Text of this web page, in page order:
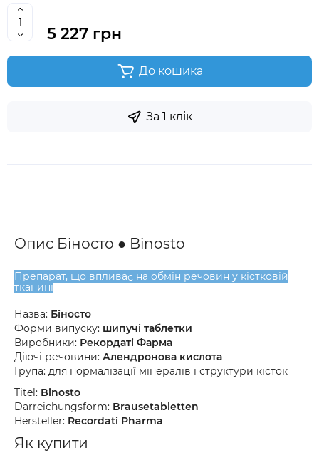
5 227 грн
До кошика
За 1 клік
Опис Біносто ● Binosto
Препарат, що впливає на обмін речовин у кістковій
тканині
Назва: Біносто
Форми випуску: шипучі таблетки
Виробники: Рекордаті Фарма
Діючі речовини: Алендронова кислота
Група: для нормалізації мінералів і структури кісток
Titel: Binosto
Darreichungsform: Brausetabletten
Hersteller: Recordati Pharma
Як купити